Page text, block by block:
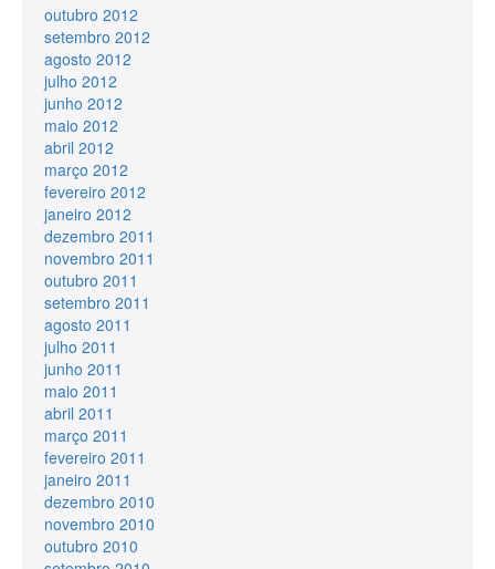
outubro 2012
setembro 2012
agosto 2012
julho 2012
junho 2012
maio 2012
abril 2012
março 2012
fevereiro 2012
janeiro 2012
dezembro 2011
novembro 2011
outubro 2011
setembro 2011
agosto 2011
julho 2011
junho 2011
maio 2011
abril 2011
março 2011
fevereiro 2011
janeiro 2011
dezembro 2010
novembro 2010
outubro 2010